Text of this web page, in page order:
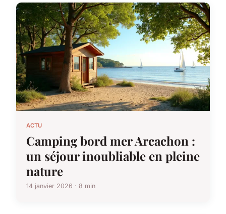
ACTU
Camping bord mer Arcachon :
un séjour inoubliable en pleine
nature
14 janvier 2026 · 8 min